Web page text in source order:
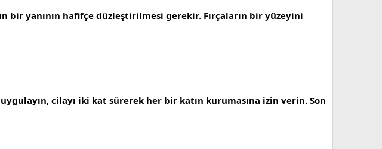
bir yanının hafifçe düzleştirilmesi gerekir. Fırçaların bir yüzeyini
cilayı iki kat sürerek her bir katın kurumasına izin verin. Son